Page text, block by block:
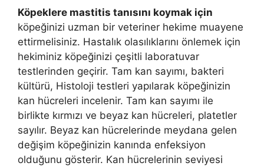
Köpeklere mastitis tanısını koymak için
köpeğinizi uzman bir veteriner hekime muayene
ettirmelisiniz. Hastalık olasılıklarını önlemek için
hekiminiz köpeğinizi çeşitli laboratuvar
testlerinden geçirir. Tam kan sayımı, bakteri
kültürü, Histoloji testleri yapılarak köpeğinizin
kan hücreleri incelenir. Tam kan sayımı ile
birlikte kırmızı ve beyaz kan hücreleri, platetler
sayılır. Beyaz kan hücrelerinde meydana gelen
değişim köpeğinizin kanında enfeksiyon
olduğunu gösterir. Kan hücrelerinin seviyesi